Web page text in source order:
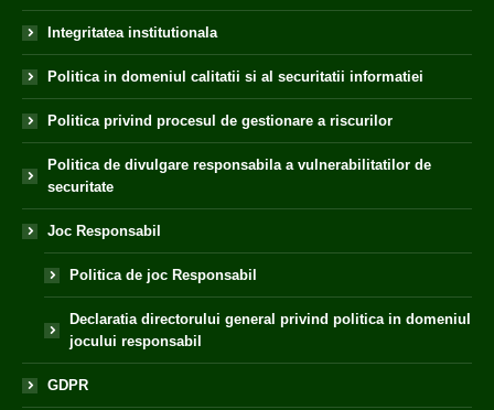
Integritatea institutionala
Politica in domeniul calitatii si al securitatii informatiei
Politica privind procesul de gestionare a riscurilor
Politica de divulgare responsabila a vulnerabilitatilor de
securitate
Joc Responsabil
Politica de joc Responsabil
Declaratia directorului general privind politica in domeniul
jocului responsabil
GDPR